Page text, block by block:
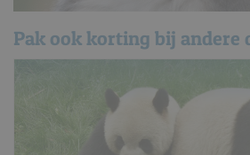
Pak ook korting bij andere